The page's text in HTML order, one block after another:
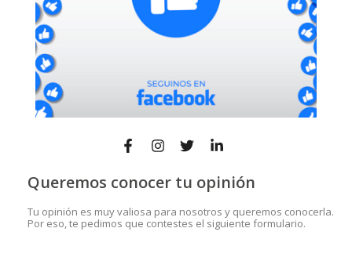
Queremos conocer tu opinión
Tu opinión es muy valiosa para nosotros y queremos conocerla.
Por eso, te pedimos que contestes el siguiente formulario.